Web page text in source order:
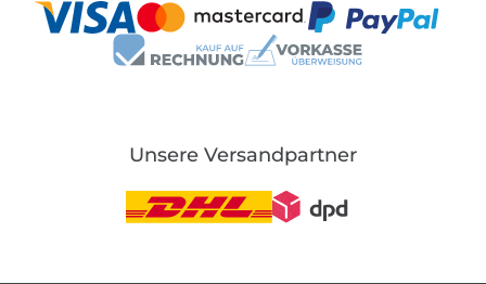
Unsere Versandpartner